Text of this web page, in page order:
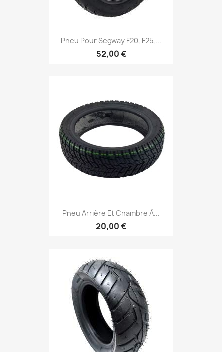
Pneu Pour Segway F20, F25,...
52,00 €
Pneu Arrière Et Chambre À...
20,00 €